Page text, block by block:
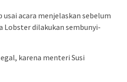
usai acara menjelaskan sebelum
Lobster dilakukan sembunyi-
karena menteri Susi